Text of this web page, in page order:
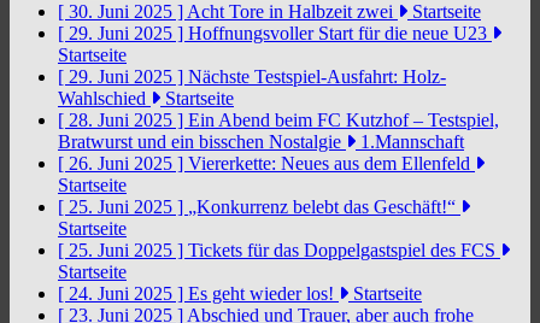
[ 30. Juni 2025 ] Acht Tore in Halbzeit zwei
Startseite
[ 29. Juni 2025 ] Hoffnungsvoller Start für die neue U23
Startseite
[ 29. Juni 2025 ] Nächste Testspiel-Ausfahrt: Holz-
Wahlschied
Startseite
[ 28. Juni 2025 ] Ein Abend beim FC Kutzhof – Testspiel,
Bratwurst und ein bisschen Nostalgie
1.Mannschaft
[ 26. Juni 2025 ] Viererkette: Neues aus dem Ellenfeld
Startseite
[ 25. Juni 2025 ] „Konkurrenz belebt das Geschäft!“
Startseite
[ 25. Juni 2025 ] Tickets für das Doppelgastspiel des FCS
Startseite
[ 24. Juni 2025 ] Es geht wieder los!
Startseite
[ 23. Juni 2025 ] Abschied und Trauer, aber auch frohe